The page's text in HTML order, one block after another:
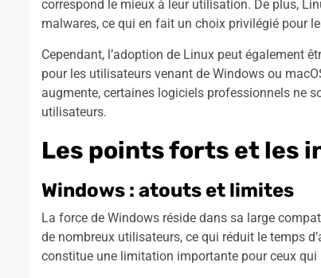
correspond le mieux à leur utilisation. De plus,
malwares, ce qui en fait un choix privilégié pour
Cependant, l’adoption de Linux peut également
pour les utilisateurs venant de Windows ou
augmente, certaines logiciels professionnels ne
utilisateurs.
Les points forts et les
Windows : atouts et limites
La force de Windows réside dans sa large
de nombreux utilisateurs, ce qui réduit le temps
constitue une limitation importante pour ceux